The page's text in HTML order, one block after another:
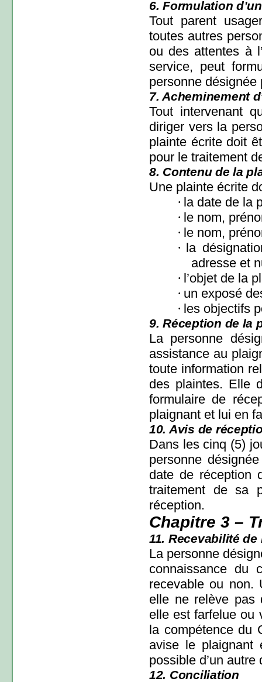
6. Formulation
Tout parent
toutes autres
ou des attentes à
service, peut
personne
7. Acheminement
Tout intervenant
diriger vers la
plainte écrite doit
pour le traitement
8. Contenu de la
Une plainte écrite
· la date de la
· le nom,
· le nom,
· la
adresse et
· l’objet de la
· un exposé
· les objectifs
9. Réception de la
La personne
assistance au
toute information
des plaintes. Elle
formulaire de
plaignant et lui en
10. Avis de
Dans les cinq (5)
personne
date de réception
traitement de sa
réception.
Chapitre 3 –
11. Recevabilité
La personne
connaissance du
recevable ou non.
elle ne relève pas
elle est farfelue ou
la compétence du
avise le plaignant
possible d’un autre
12. Conciliation